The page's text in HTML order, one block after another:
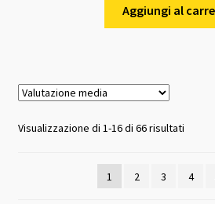
era:
Aggiungi al
Visualizzazione di 1-16 di 66 risultati
1 2 3 4